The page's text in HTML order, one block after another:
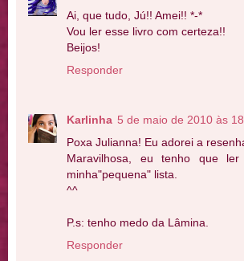
Ai, que tudo, Jú!! Amei!! *-*
Vou ler esse livro com certeza!!
Beijos!
Responder
Karlinha 5 de maio de 2010 às
Poxa Julianna! Eu adorei a
Maravilhosa, eu tenho que
minha"pequena" lista.
^^
P.s: tenho medo da Lâmina.
Responder